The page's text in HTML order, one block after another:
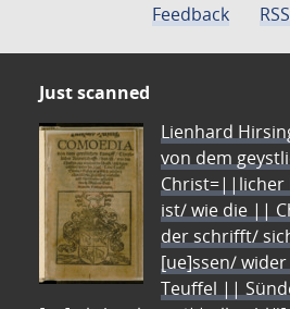
Feedback
Just scanned
Lienhard
von dem
Christ=||licher
ist/ wie die ||
der schrifft/
[ue]ssen/
Teuffel ||